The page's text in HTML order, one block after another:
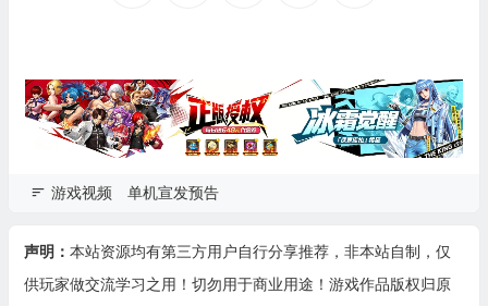
游戏视频 单机宣发预告
声明： 本站资源均有第三方用户自行分享推荐，非本站自制，仅
供玩家做交流学习之用！切勿用于商业用途！游戏作品版权归原